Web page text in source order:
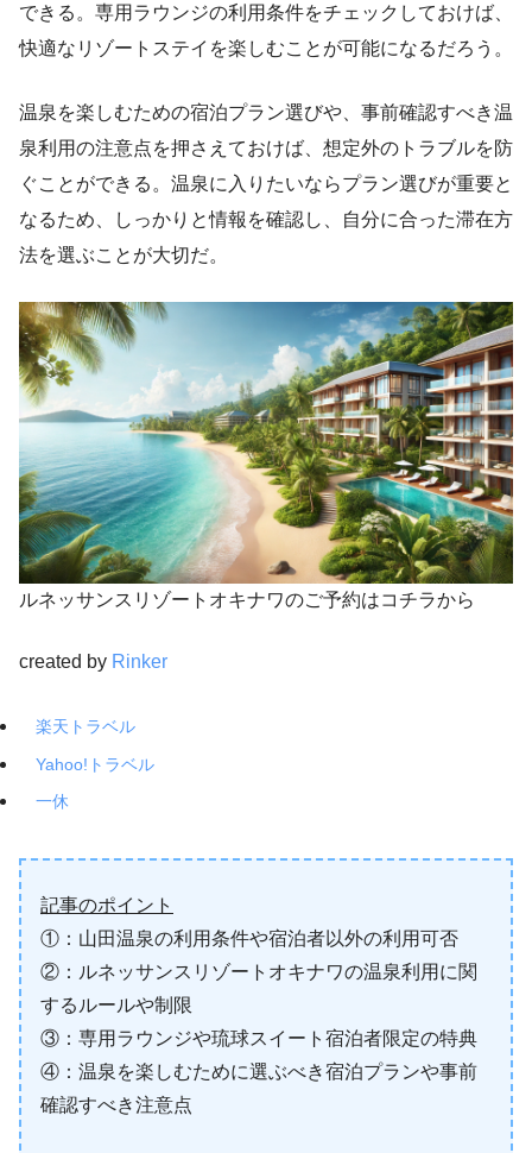
できる。専用ラウンジの利用条件をチェックしておけば、
快適なリゾートステイを楽しむことが可能になるだろう。
温泉を楽しむための宿泊プラン選びや、事前確認すべき温
泉利用の注意点を押さえておけば、想定外のトラブルを防
ぐことができる。温泉に入りたいならプラン選びが重要と
なるため、しっかりと情報を確認し、自分に合った滞在方
法を選ぶことが大切だ。
ルネッサンスリゾートオキナワのご予約はコチラから
created by Rinker
楽天トラベル
Yahoo!トラベル
一休
記事のポイント
①：山田温泉の利用条件や宿泊者以外の利用可否
②：ルネッサンスリゾートオキナワの温泉利用に関
するルールや制限
③：専用ラウンジや琉球スイート宿泊者限定の特典
④：温泉を楽しむために選ぶべき宿泊プランや事前
確認すべき注意点